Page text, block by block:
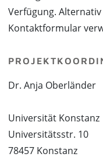
Verfügung.
Kontaktformular
Dr. Anja Oberländer
Universität Konstanz
Universitätsstr. 10
78457 Konstanz